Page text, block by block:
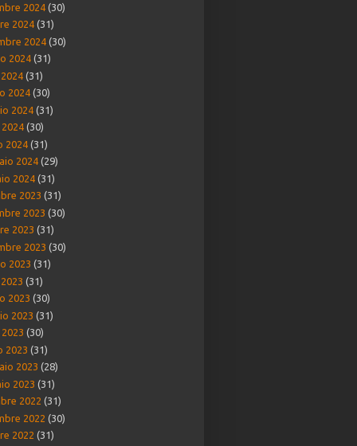
2024 (30)
2024 (31)
2024 (30)
2024 (31)
(31)
2024 (30)
2024 (31)
(30)
2024 (31)
2024 (29)
2024 (31)
2023 (31)
2023 (30)
2023 (31)
2023 (30)
2023 (31)
(31)
2023 (30)
2023 (31)
(30)
2023 (31)
2023 (28)
2023 (31)
2022 (31)
2022 (30)
2022 (31)